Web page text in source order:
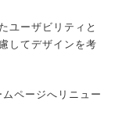
ユーザビリティと
してデザインを考
ページへリニュー